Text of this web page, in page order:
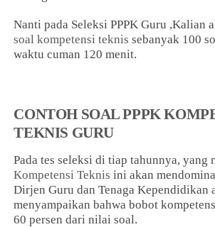
Nanti pada Seleksi PPPK Guru ,Kalian
soal kompetensi teknis sebanyak 100
waktu cuman 120 menit.
CONTOH SOAL PPPK
TEKNIS GURU
Pada tes seleksi di tiap tahunnya, yang
Kompetensi Teknis ini akan
Dirjen Guru dan Tenaga Kependidikan
menyampaikan bahwa bobot
60 persen dari nilai soal.